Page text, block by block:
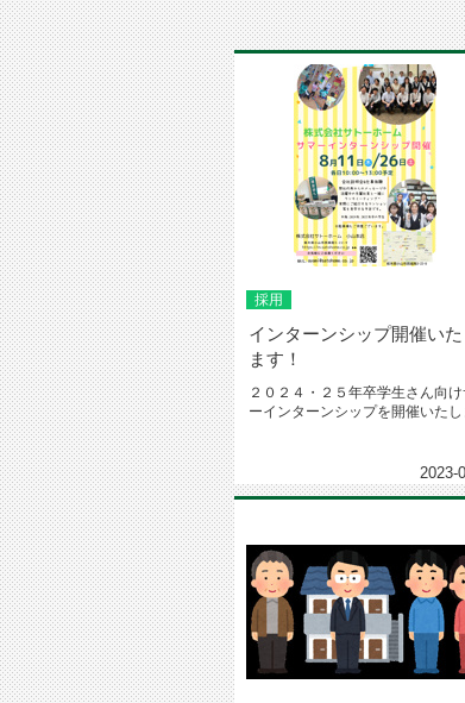
採用
インターンシップ開催いた
ます！
２０２４・２５年卒学生さん向け
ーインターンシップを開催いたし
2023-